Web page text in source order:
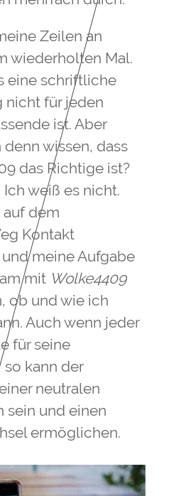
Zeilen an
wiederholten Mal.
eine schriftliche
nicht für jeden
ist. Aber
wissen, dass
das Richtige ist?
weiß es nicht.
dem
Kontakt
meine Aufgabe
mit Wolke4409
ob und wie ich
Auch wenn jeder
für seine
kann der
neutralen
sein und einen
ermöglichen.